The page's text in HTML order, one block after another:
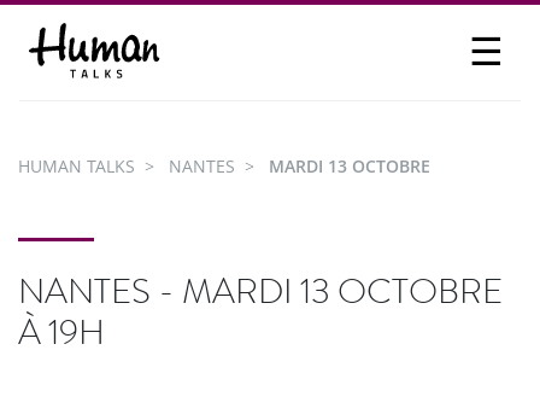
☰
PARTICIPER
HUMAN TALKS NANTES MARDI 13 OCTOBRE
NANTES - MARDI 13 OCTOBRE
À 19H